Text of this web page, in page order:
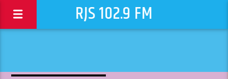
RJS 102.9 FM